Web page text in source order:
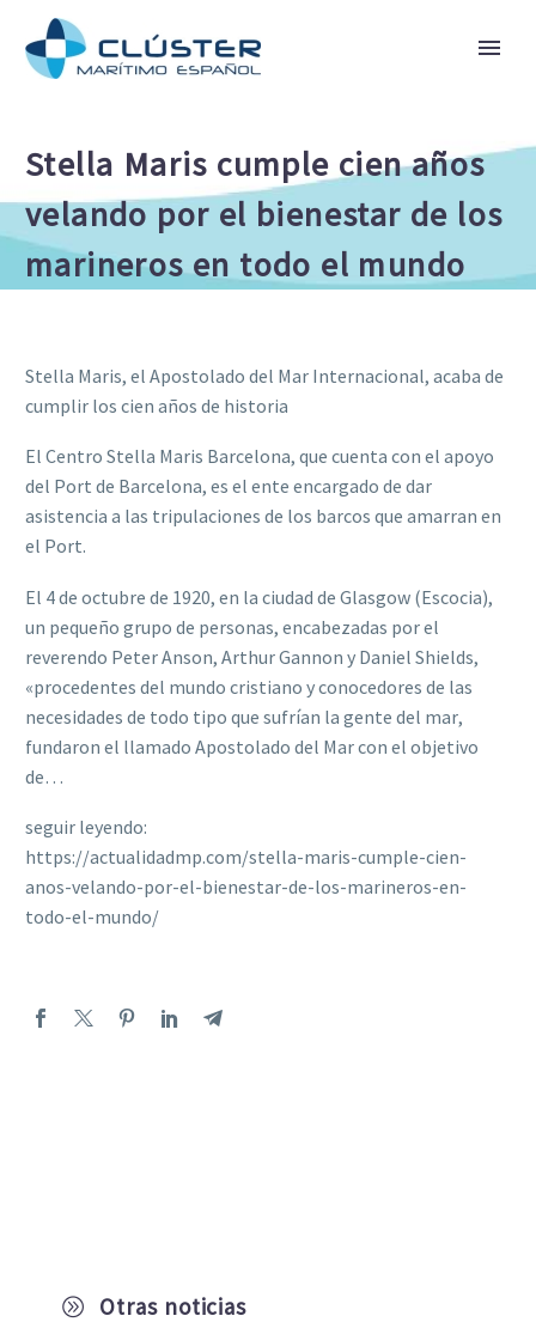
Stella Maris cumple cien años
velando por el bienestar de los
marineros en todo el mundo
A Otras noticias
Stella Maris, el Apostolado del Mar Internacional, acaba de
cumplir los cien años de historia
El Centro Stella Maris Barcelona, que cuenta con el apoyo
del Port de Barcelona, es el ente encargado de dar
asistencia a las tripulaciones de los barcos que amarran en
el Port.
El 4 de octubre de 1920, en la ciudad de Glasgow (Escocia),
un pequeño grupo de personas, encabezadas por el
reverendo Peter Anson, Arthur Gannon y Daniel Shields,
«procedentes del mundo cristiano y conocedores de las
necesidades de todo tipo que sufrían la gente del mar,
fundaron el llamado Apostolado del Mar con el objetivo
de…
seguir leyendo:
https://actualidadmp.com/stella-maris-cumple-cien-
anos-velando-por-el-bienestar-de-los-marineros-en-
todo-el-mundo/